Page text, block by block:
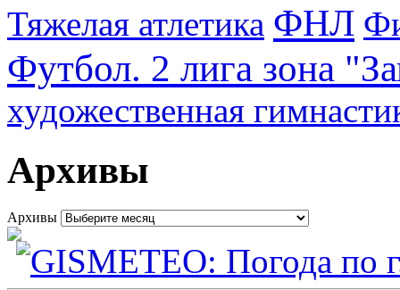
Тяжелая атлетика ФНЛ
Футбол. 2 лига зона
художественная
Архивы
Архивы